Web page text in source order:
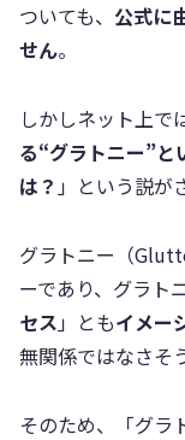
ついても、 公式に
せん。
しかしネット上で
る“グラトニー”と
は？ 」という説が
グラトニー（
ーであり、グラト
セス」ともイメー
無関係ではなさそ
そのため、「グラ